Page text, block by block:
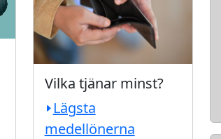
Vilka tjänar minst?
Lägsta
medellönerna